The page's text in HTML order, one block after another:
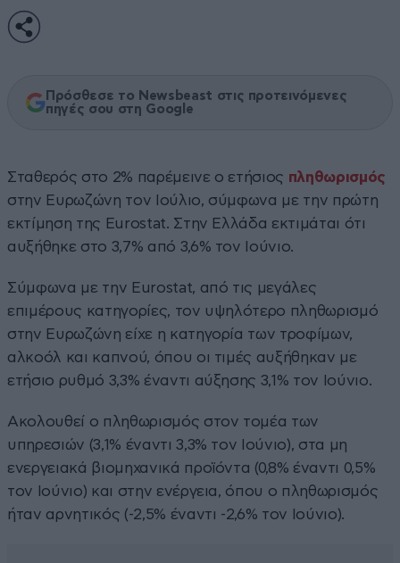
Πρόσθεσε το Newsbeast στις προτεινόμενες
πηγές σου στη Google
Σταθερός στο 2% παρέμεινε ο ετήσιος πληθωρισμός
στην Ευρωζώνη τον Ιούλιο, σύμφωνα με την πρώτη
εκτίμηση της Eurostat. Στην Ελλάδα εκτιμάται ότι
αυξήθηκε στο 3,7% από 3,6% τον Ιούνιο.
Σύμφωνα με την Eurostat, από τις μεγάλες
επιμέρους κατηγορίες, τον υψηλότερο πληθωρισμό
στην Ευρωζώνη είχε η κατηγορία των τροφίμων,
αλκοόλ και καπνού, όπου οι τιμές αυξήθηκαν με
ετήσιο ρυθμό 3,3% έναντι αύξησης 3,1% τον Ιούνιο.
Ακολουθεί ο πληθωρισμός στον τομέα των
υπηρεσιών (3,1% έναντι 3,3% τον Ιούνιο), στα μη
ενεργειακά βιομηχανικά προϊόντα (0,8% έναντι 0,5%
τον Ιούνιο) και στην ενέργεια, όπου ο πληθωρισμός
ήταν αρνητικός (-2,5% έναντι -2,6% τον Ιούνιο).